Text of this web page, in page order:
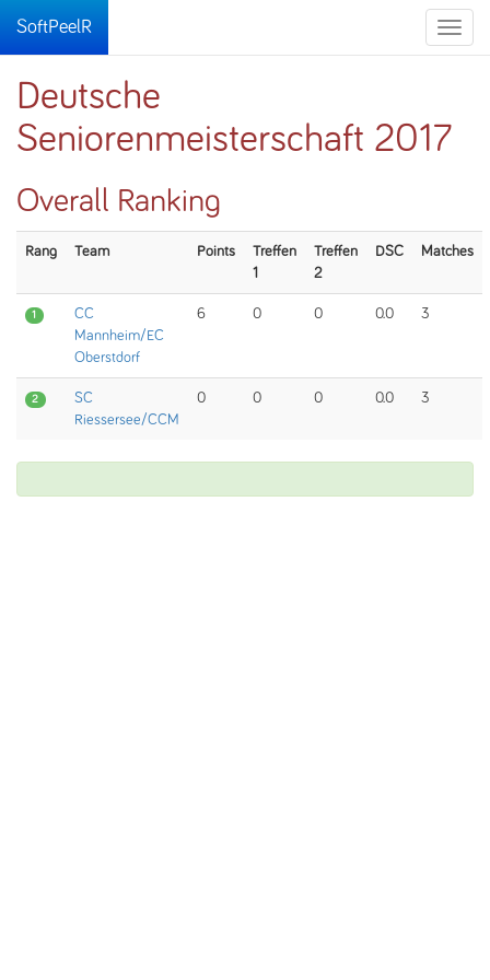
Toggle
SoftPeelR
Deutsche
Seniorenmeisterschaft 2017
Overall Ranking
Rang Team Points
Treffen
1
Treffen
2
DSC Matches
1
CC
Mannheim/EC
Oberstdorf
6 0 0 0.0 3
2
SC
Riessersee/CCM
0 0 0 0.0 3